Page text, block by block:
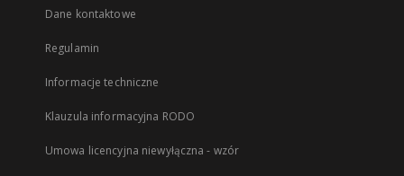
Dane kontaktowe
Regulamin
Informacje techniczne
Klauzula informacyjna RODO
Umowa licencyjna niewyłączna - wzór